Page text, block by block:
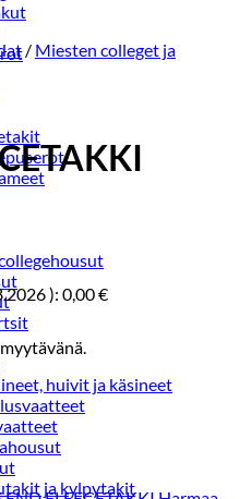
huivit ja käsineet
ja kylpytakit
/ Miesten colleget ja
): 0,00€